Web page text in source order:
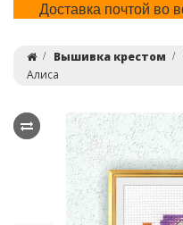
Доставка почтой во
Вышивка крестом
Алиса
Previous